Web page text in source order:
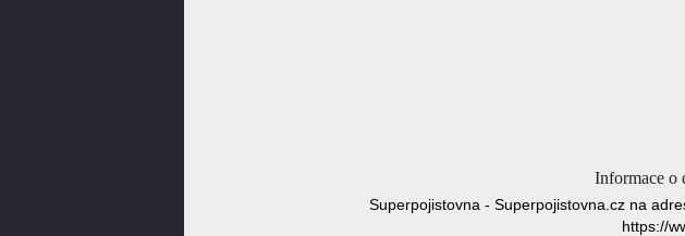
Informace o
Superpojistovna - Superpojistovna.cz na
https://